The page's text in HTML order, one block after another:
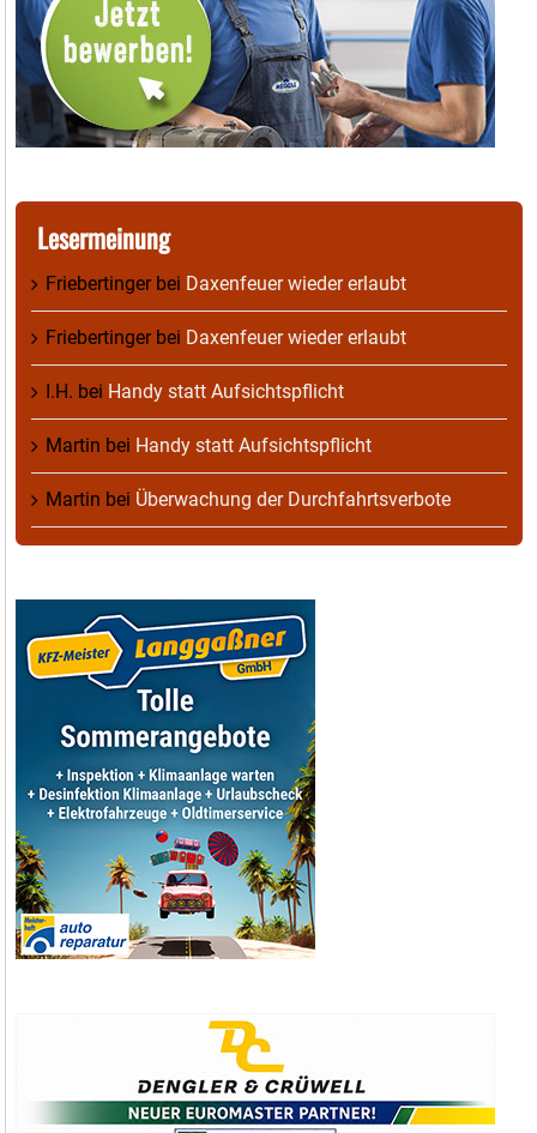
Lesermeinung
Friebertingerbei Daxenfeuer wieder erlaubt
Friebertingerbei Daxenfeuer wieder erlaubt
I.H. bei Handy statt Aufsichtspflicht
Martin bei Handy statt Aufsichtspflicht
Martin bei Überwachung der Durchfahrtsverbote